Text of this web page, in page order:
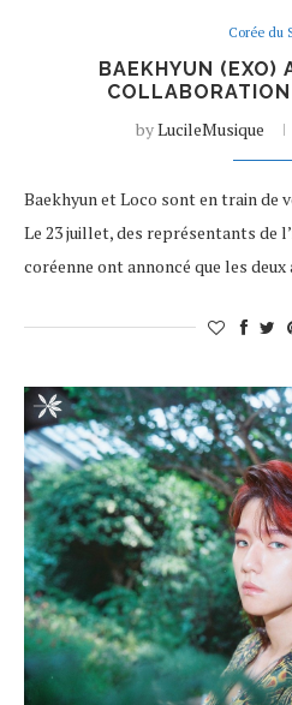
Corée du
BAEKHYUN (EXO)
byLucileMusique
Baekhyun et Loco sont en train de
Le 23 juillet, des représentants de
coréenne ont annoncé que les